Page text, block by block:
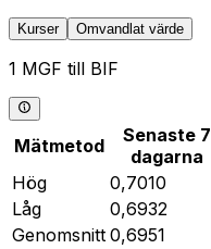
Kurser Omvandlat värde
1 MGF till BIF
Mätmetod
Senaste 7
dagarna
Hög
0,7010
Låg
0,6932
Genomsnitt 0,6951